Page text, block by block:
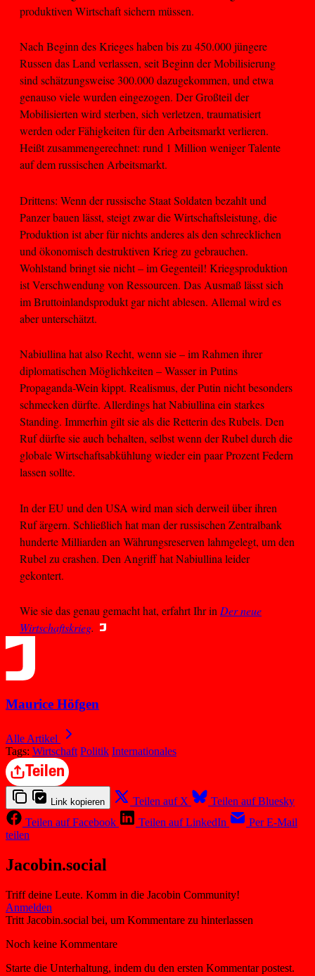
produktiven Wirtschaft sichern müssen.
Nach Beginn des Krieges haben bis zu 450.000 jüngere
Russen das Land verlassen, seit Beginn der Mobilisierung
sind schätzungsweise 300.000 dazugekommen, und etwa
genauso viele wurden eingezogen. Der Großteil der
Mobilisierten wird sterben, sich verletzen, traumatisiert
werden oder Fähigkeiten für den Arbeitsmarkt verlieren.
Heißt zusammengerechnet: rund 1 Million weniger Talente
auf dem russischen Arbeitsmarkt.
Drittens: Wenn der russische Staat Soldaten bezahlt und
Panzer bauen lässt, steigt zwar die Wirtschaftsleistung, die
Produktion ist aber für nichts anderes als den schrecklichen
und ökonomisch destruktiven Krieg zu gebrauchen.
Wohlstand bringt sie nicht – im Gegenteil! Kriegsproduktion
ist Verschwendung von Ressourcen. Das Ausmaß lässt sich
im Bruttoinlandsprodukt gar nicht ablesen. Allemal wird es
aber unterschätzt.
Nabiullina hat also Recht, wenn sie – im Rahmen ihrer
diplomatischen Möglichkeiten – Wasser in Putins
Propaganda-Wein kippt. Realismus, der Putin nicht besonders
schmecken dürfte. Allerdings hat Nabiullina ein starkes
Standing. Immerhin gilt sie als die Retterin des Rubels. Den
Ruf dürfte sie auch behalten, selbst wenn der Rubel durch die
globale Wirtschaftsabkühlung wieder ein paar Prozent Federn
lassen sollte.
In der EU und den USA wird man sich derweil über ihren
Ruf ärgern. Schließlich hat man der russischen Zentralbank
hunderte Milliarden an Währungsreserven lahmgelegt, um den
Rubel zu crashen. Den Angriff hat Nabiullina leider
gekontert.
Wie sie das genau gemacht hat, erfahrt Ihr inDer neue
Wirtschaftskrieg.
Maurice Höfgen
Alle Artikel
Tags: Wirtschaft Politik Internationales
Teilen
Link kopieren Teilen auf X
Teilen auf Bluesky
Teilen auf Facebook
Teilen auf LinkedIn
Per E-Mail
teilen
Jacobin.social
Triff deine Leute. Komm in die Jacobin Community!